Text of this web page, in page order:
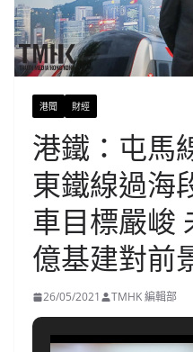
港聞 財經
港鐵：屯馬
東鐵線過海
車目標嚴峻
億基建對前
26/05/2021 TMHK 編輯部